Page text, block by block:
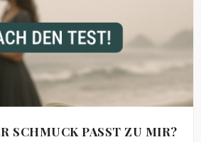
SCHMUCK PASST ZU MIR?